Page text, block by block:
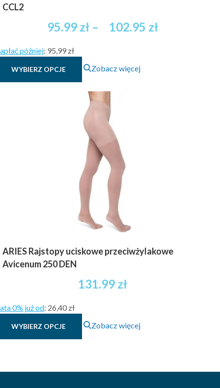
CCL2
95.99 zł – 102.95 złZakres
później: 95,99 zł
WYBIERZ OPCJE
Ten
produkt
wiele
wariantów.
Opcje
można
wybrać
na
stronie
produktu
Zobacz więcej
ARIES Rajstopy uciskowe przeciwżylakowe
Avicenum 250 DEN
131.99 zł
0% już od: 26,40 zł
WYBIERZ OPCJE
Ten
produkt
Zobacz więcej